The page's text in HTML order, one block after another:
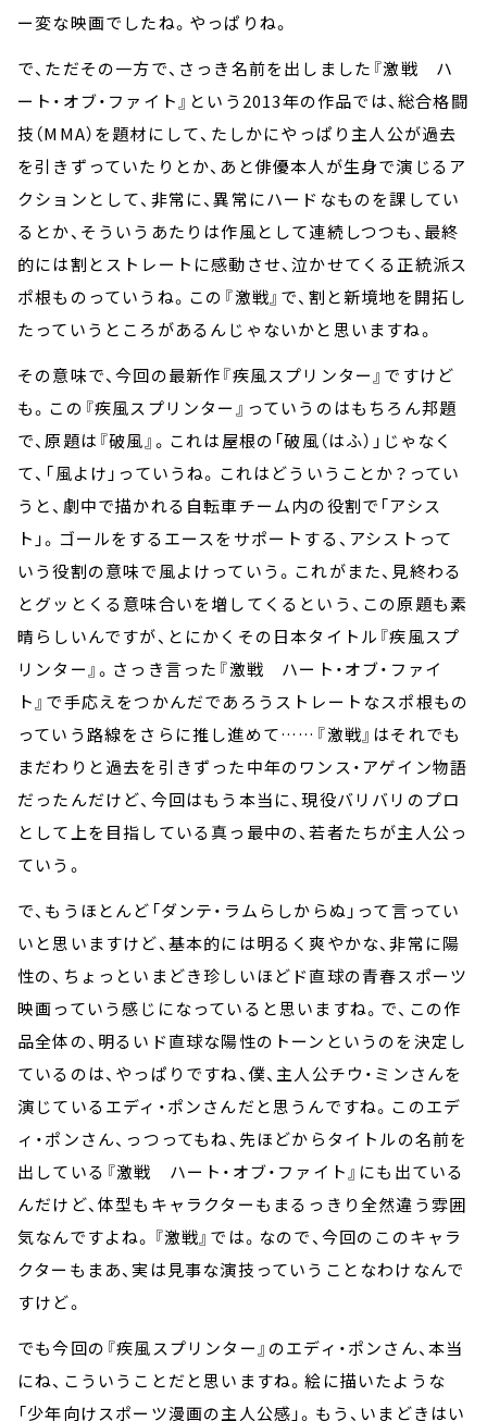
ー変な映画でしたね。やっぱりね。
で、ただその一方で、さっき名前を出しました『激戦 ハ
ート・オブ・ファイト』という2013年の作品では、総合格闘
技（MMA）を題材にして、たしかにやっぱり主人公が過去
を引きずっていたりとか、あと俳優本人が生身で演じるア
クションとして、非常に、異常にハードなものを課してい
るとか、そういうあたりは作風として連続しつつも、最終
的には割とストレートに感動させ、泣かせてくる正統派ス
ポ根ものっていうね。この『激戦』で、割と新境地を開拓し
たっていうところがあるんじゃないかと思いますね。
その意味で、今回の最新作『疾風スプリンター』ですけど
も。この『疾風スプリンター』っていうのはもちろん邦題
で、原題は『破風』。これは屋根の「破風（はふ）」じゃなく
て、「風よけ」っていうね。これはどういうことか？ってい
うと、劇中で描かれる自転車チーム内の役割で「アシス
ト」。ゴールをするエースをサポートする、アシストって
いう役割の意味で風よけっていう。これがまた、見終わる
とグッとくる意味合いを増してくるという、この原題も素
晴らしいんですが、とにかくその日本タイトル『疾風スプ
リンター』。さっき言った『激戦 ハート・オブ・ファイ
ト』で手応えをつかんだであろうストレートなスポ根もの
っていう路線をさらに推し進めて……『激戦』はそれでも
まだわりと過去を引きずった中年のワンス・アゲイン物語
だったんだけど、今回はもう本当に、現役バリバリのプロ
として上を目指している真っ最中の、若者たちが主人公っ
ていう。
で、もうほとんど「ダンテ・ラムらしからぬ」って言ってい
いと思いますけど、基本的には明るく爽やかな、非常に陽
性の、ちょっといまどき珍しいほどド直球の青春スポーツ
映画っていう感じになっていると思いますね。で、この作
品全体の、明るいド直球な陽性のトーンというのを決定し
ているのは、やっぱりですね、僕、主人公チウ・ミンさんを
演じているエディ・ポンさんだと思うんですね。このエデ
ィ・ポンさん、っつってもね、先ほどからタイトルの名前を
出している『激戦 ハート・オブ・ファイト』にも出ている
んだけど、体型もキャラクターもまるっきり全然違う雰囲
気なんですよね。『激戦』では。なので、今回のこのキャラ
クターもまあ、実は見事な演技っていうことなわけなんで
すけど。
でも今回の『疾風スプリンター』のエディ・ポンさん、本当
にね、こういうことだと思いますね。絵に描いたような
「少年向けスポーツ漫画の主人公感」。もう、いまどきはい